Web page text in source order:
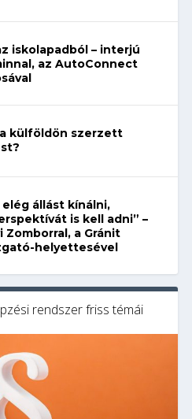
iskolapadból – interjú
az AutoConnect
külföldön szerzett
elég állást kínálni,
is kell adni” –
Zomborral, a Gránit
helyettesével
rendszer friss témái